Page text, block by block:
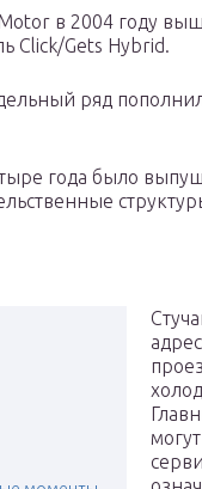
в 2004 году
Click/Gets Hybrid.
ряд
года было